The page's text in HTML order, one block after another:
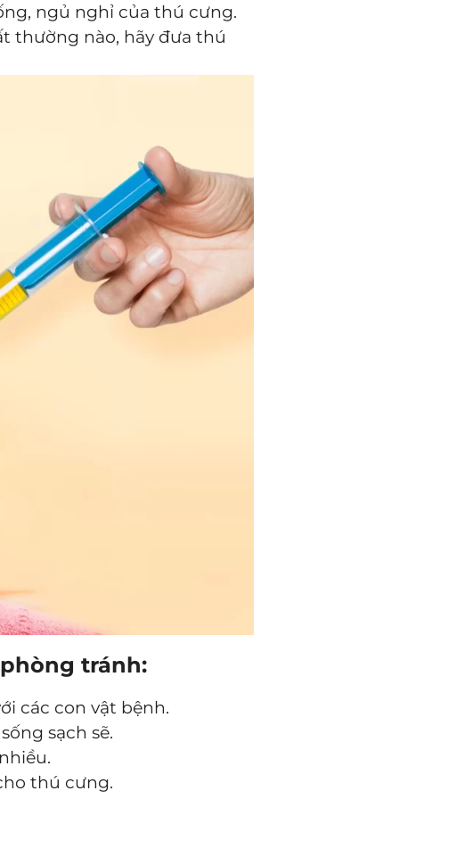
ngủ nghỉ của thú cưng.
thường nào, hãy đưa thú
tránh:
các con vật bệnh.
sạch sẽ.
thú cưng.